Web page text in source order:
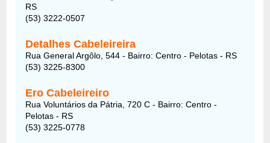
RS
(53) 3222-0507
Detalhes Cabeleireira
Rua General Argôlo, 544 - Bairro: Centro - Pelotas - RS
(53) 3225-8300
Ero Cabeleireiro
Rua Voluntários da Pátria, 720 C - Bairro: Centro -
Pelotas - RS
(53) 3225-0778